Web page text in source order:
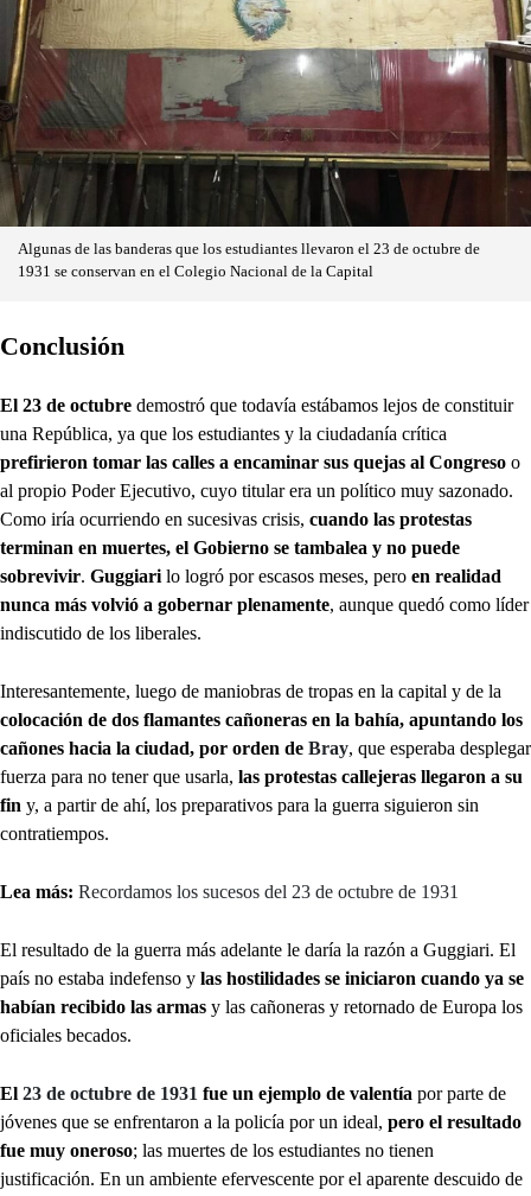
Algunas de las banderas que los estudiantes llevaron el 23 de octubre de
1931 se conservan en el Colegio Nacional de la Capital
Conclusión
El 23 de octubre demostró que todavía estábamos lejos de constituir
una República, ya que los estudiantes y la ciudadanía crítica
prefirieron tomar las calles a encaminar sus quejas al Congreso o
al propio Poder Ejecutivo, cuyo titular era un político muy sazonado.
Como iría ocurriendo en sucesivas crisis, cuando las protestas
terminan en muertes, el Gobierno se tambalea y no puede
sobrevivir. Guggiari lo logró por escasos meses, pero en realidad
nunca más volvió a gobernar plenamente, aunque quedó como líder
indiscutido de los liberales.
Interesantemente, luego de maniobras de tropas en la capital y de la
colocación de dos flamantes cañoneras en la bahía, apuntando los
cañones hacia la ciudad, por orden de Bray, que esperaba desplegar
fuerza para no tener que usarla, las protestas callejeras llegaron a su
fin y, a partir de ahí, los preparativos para la guerra siguieron sin
contratiempos.
Lea más: Recordamos los sucesos del 23 de octubre de 1931
El resultado de la guerra más adelante le daría la razón a Guggiari. El
país no estaba indefenso y las hostilidades se iniciaron cuando ya se
habían recibido las armas y las cañoneras y retornado de Europa los
oficiales becados.
El 23 de octubre de 1931 fue un ejemplo de valentía por parte de
jóvenes que se enfrentaron a la policía por un ideal, pero el resultado
fue muy oneroso; las muertes de los estudiantes no tienen
justificación. En un ambiente efervescente por el aparente descuido de